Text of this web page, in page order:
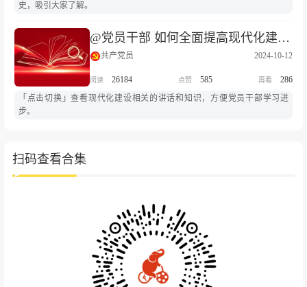
史，吸引大家了解。
@党员干部 如何全面提高现代化建设能力？
共产党员 2024-10-12
26184 585
286
「点击切换」查看现代化建设相关的讲话和知识，方便党员干部学习进
步。
扫码查看合集